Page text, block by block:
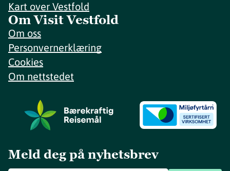
Kart over Vestfold
Om Visit Vestfold
Om oss
Personvernerklæring
Cookies
Om nettstedet
Meld deg på nyhetsbrev